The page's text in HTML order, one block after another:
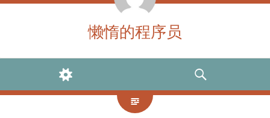
懒惰的程序员
WIDGETS
SEARCH